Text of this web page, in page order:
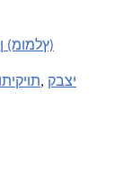
שימוש
דרכים, קבצי